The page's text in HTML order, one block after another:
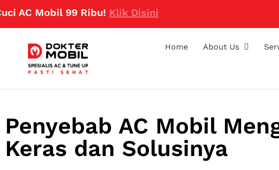
Mobil 99 Ribu!Klik Disini
Home About Us
Penyebab AC Mobil
Keras dan Solusinya